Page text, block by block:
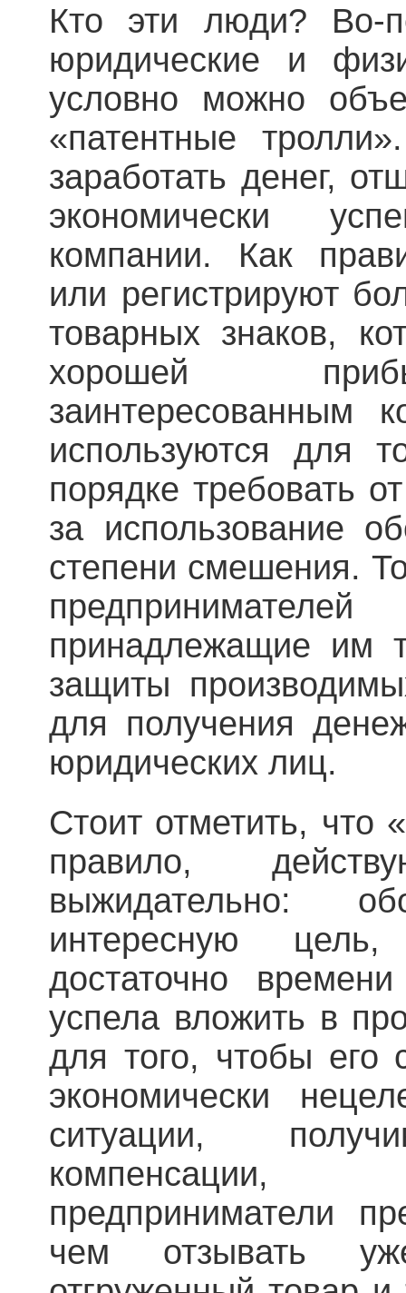
Кто эти люди? Во-
юридические и
условно можно
«патентные
заработать денег,
экономически
компании. Как
или регистрируют
товарных знаков,
хорошей
заинтересованным
используются для
порядке требовать
за использование
степени смешения.
принадлежащие им
защиты
для получения
юридических лиц.
Стоит отметить, что
правило,
выжидательно:
интересную
достаточно
успела вложить в
для того, чтобы его
экономически
ситуации,
компенсации,
предприниматели
чем отзывать